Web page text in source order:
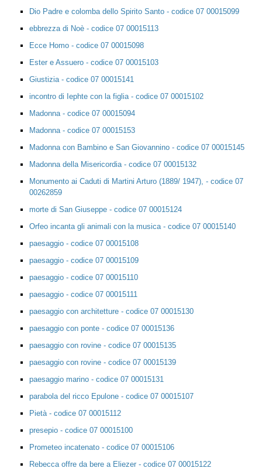
Dio Padre e colomba dello Spirito Santo - codice 07 00015099
ebbrezza di Noè - codice 07 00015113
Ecce Homo - codice 07 00015098
Ester e Assuero - codice 07 00015103
Giustizia - codice 07 00015141
incontro di Iephte con la figlia - codice 07 00015102
Madonna - codice 07 00015094
Madonna - codice 07 00015153
Madonna con Bambino e San Giovannino - codice 07 00015145
Madonna della Misericordia - codice 07 00015132
Monumento ai Caduti di Martini Arturo (1889/ 1947), - codice 07
00262859
morte di San Giuseppe - codice 07 00015124
Orfeo incanta gli animali con la musica - codice 07 00015140
paesaggio - codice 07 00015108
paesaggio - codice 07 00015109
paesaggio - codice 07 00015110
paesaggio - codice 07 00015111
paesaggio con architetture - codice 07 00015130
paesaggio con ponte - codice 07 00015136
paesaggio con rovine - codice 07 00015135
paesaggio con rovine - codice 07 00015139
paesaggio marino - codice 07 00015131
parabola del ricco Epulone - codice 07 00015107
Pietà - codice 07 00015112
presepio - codice 07 00015100
Prometeo incatenato - codice 07 00015106
Rebecca offre da bere a Eliezer - codice 07 00015122